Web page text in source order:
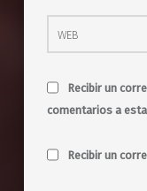
Web
Recibir un
comentarios a
Recibir un